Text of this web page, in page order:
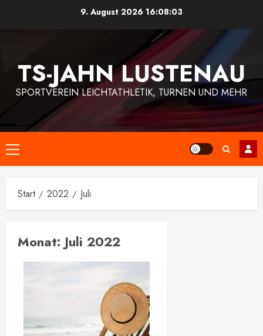
9. August 2026 16:08:03
TS-JAHN LUSTENAU
SPORTVEREIN LEICHTATHLETIK, TURNEN UND MEHR
Primäres
Menü
Start 2022 Juli
Monat: Juli 2022